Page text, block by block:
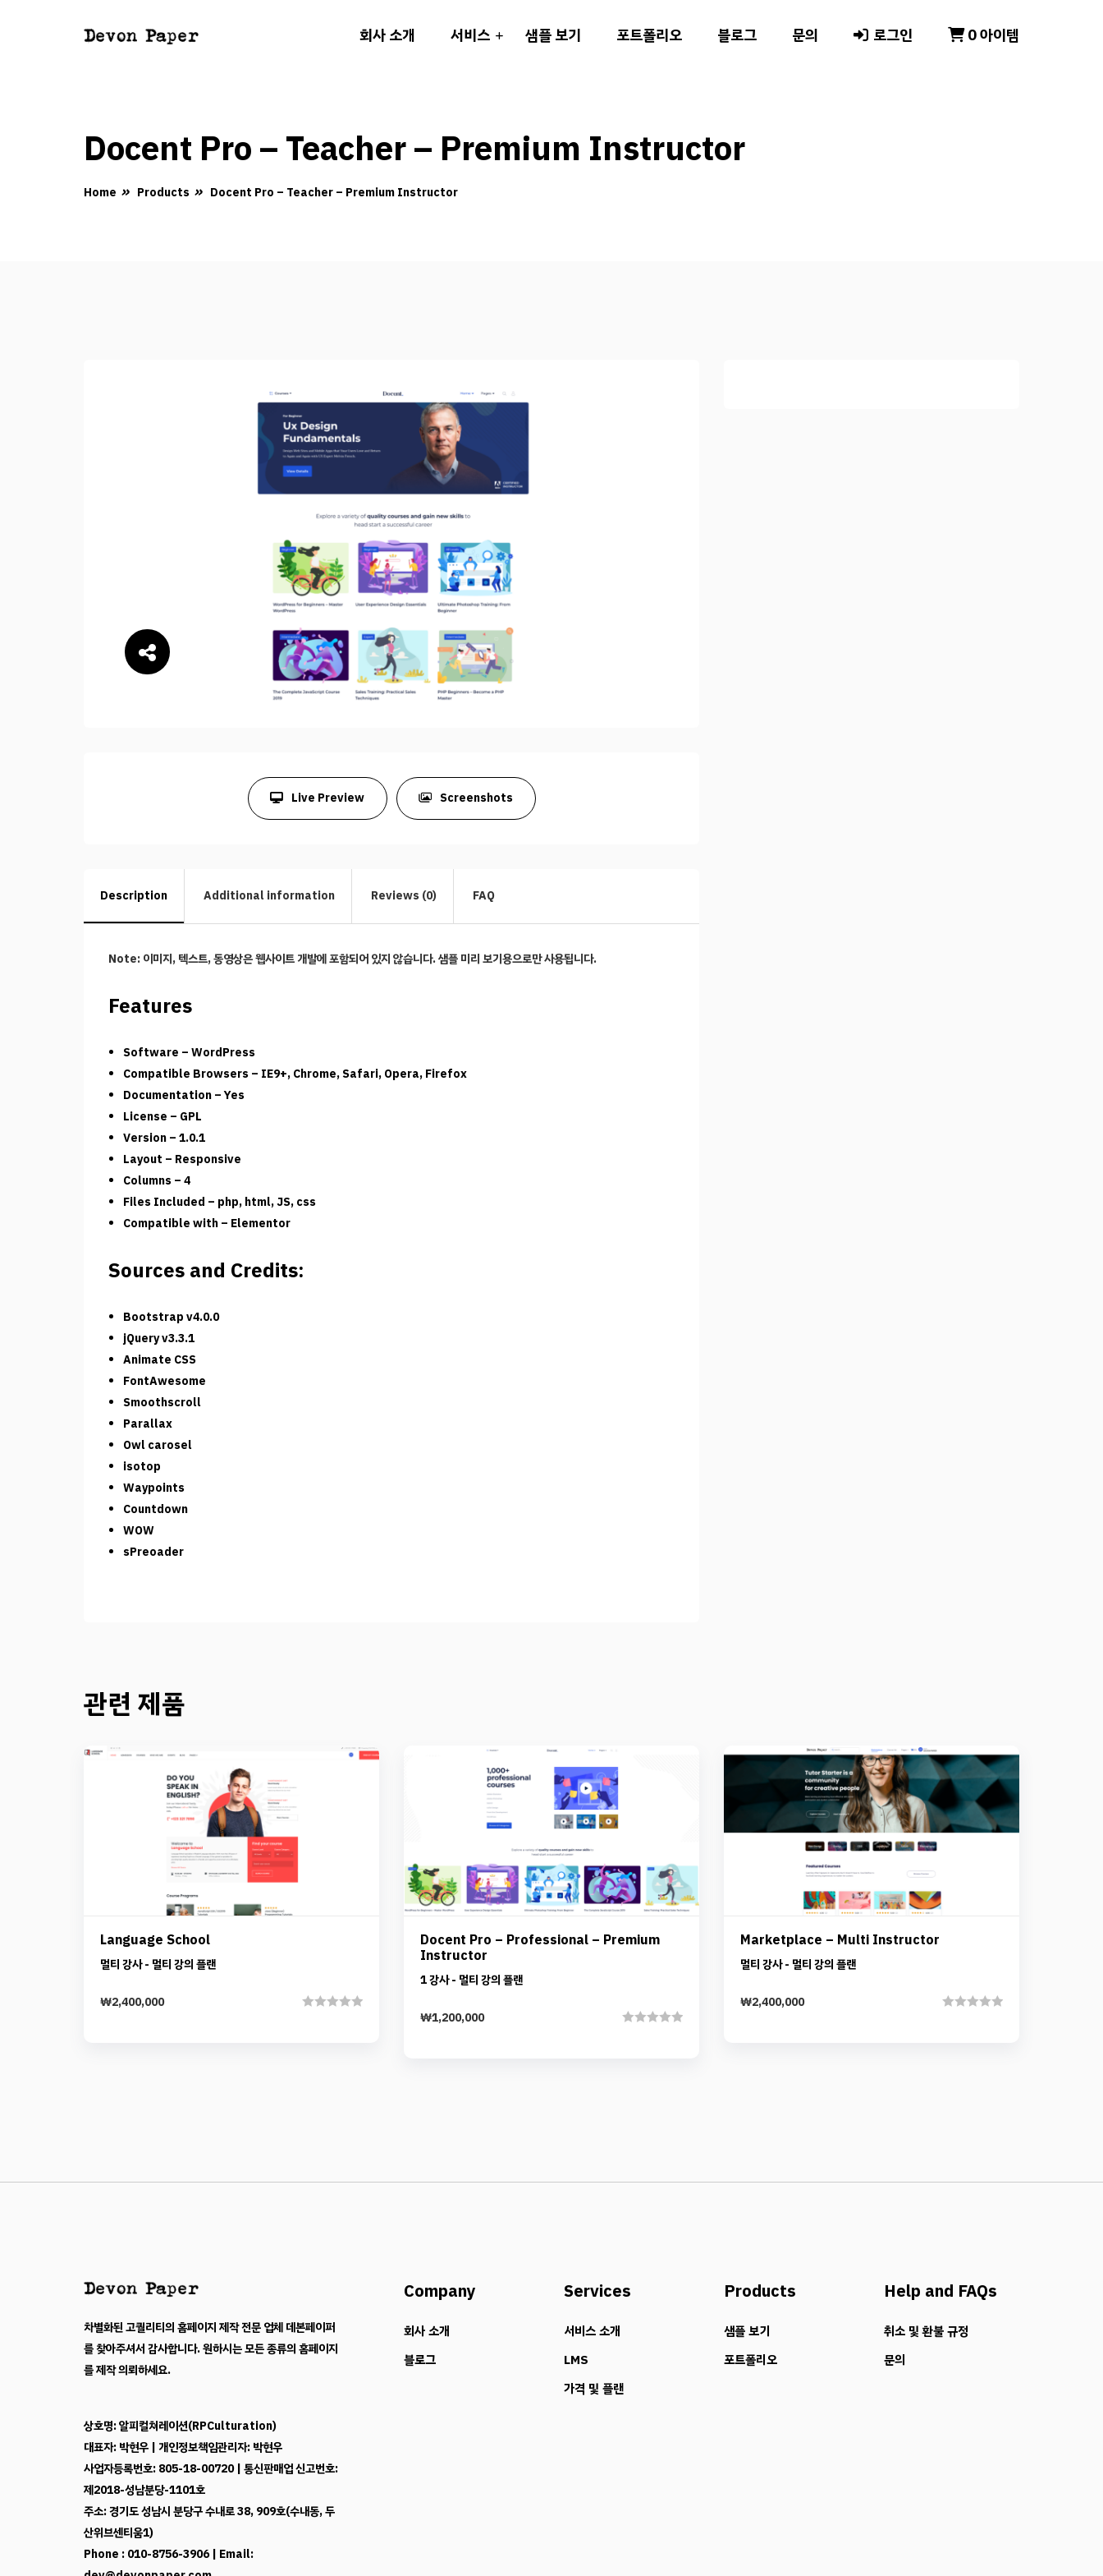
회사 소개 서비스 샘플 보기 포트폴리오 블로그 문의 로그인 0 아이템
Docent Pro – Teacher – Premium Instructor
Home Products Docent Pro – Teacher – Premium Instructor
Live Preview Screenshots
Description Additional information Reviews (0) FAQ
Note: 이미지, 텍스트, 동영상은 웹사이트 개발에 포함되어 있지 않습니다. 샘플 미리 보기용으로만 사용됩니다.
Features
Software – WordPress
Compatible Browsers – IE9+, Chrome, Safari, Opera, Firefox
Documentation – Yes
License – GPL
Version – 1.0.1
Layout – Responsive
Columns – 4
Files Included – php, html, JS, css
Compatible with – Elementor
Sources and Credits:
Bootstrap v4.0.0
jQuery v3.3.1
Animate CSS
FontAwesome
Smoothscroll
Parallax
Owl carosel
isotop
Waypoints
Countdown
WOW
sPreoader
관련 제품
Language School
멀티 강사 - 멀티 강의 플랜
₩2,400,000
Preview
Add to cart Docent Pro – Professional – Premium
Instructor
1 강사 - 멀티 강의 플랜
₩1,200,000
Preview
Details
Marketplace – Multi Instructor
멀티 강사 - 멀티 강의 플랜
₩2,400,000
Preview
Details
Add to cart
차별화된 고퀄리티의 홈페이지 제작 전문 업체 데본페이퍼
를 찾아주셔서 감사합니다. 원하시는 모든 종류의 홈페이지
를 제작 의뢰하세요.
상호명: 알피컬쳐레이션(RPCulturation)
대표자: 박현우 | 개인정보책임관리자: 박현우
사업자등록번호: 805-18-00720 | 통신판매업 신고번호:
제2018-성남분당-1101호
주소: 경기도 성남시 분당구 수내로 38, 909호(수내동, 두
산위브센티움1)
Phone : 010-8756-3906 | Email:
Company
회사 소개
블로그
Services
서비스 소개
LMS
가격 및 플랜
Products
샘플 보기
포트폴리오
Help and FAQs
취소 및 환불 규정
문의